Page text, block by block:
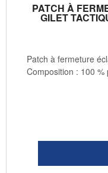
PATCH À
GILET
Patch à fermeture
Composition : 100